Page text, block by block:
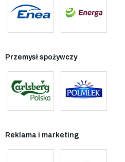
Przemysł spożywczy
Reklama i marketing